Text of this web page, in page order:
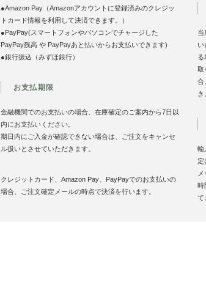
●Amazon Pay（Amazonアカウントに登録済みのクレジッ
トカード情報を利用して決済できます。）
●PayPay(スマートフォンやパソコンでチャージした
PayPay残高 や PayPayあと払いからお支払いできます)
●銀行振込（みずほ銀行）
お支払期限
金融機関でのお支払いの場合、在庫確定のご案内から7日以
内にお支払いください。
期日内にご入金が確認できない場合は、ご注文をキャンセ
ル扱いとさせていただきます。
クレジットカード、Amazon Pay、PayPayでのお支払いの
場合、ご注文確定メールの時点で決済を行います。
当
い
る
取
合
き
輸
定
時
て